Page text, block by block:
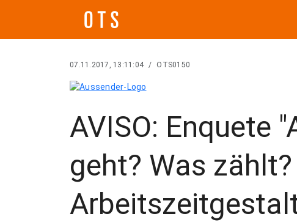
07.11.2017, 13:11:04 / OTS0150
AVISO: Enquete
geht? Was zählt?